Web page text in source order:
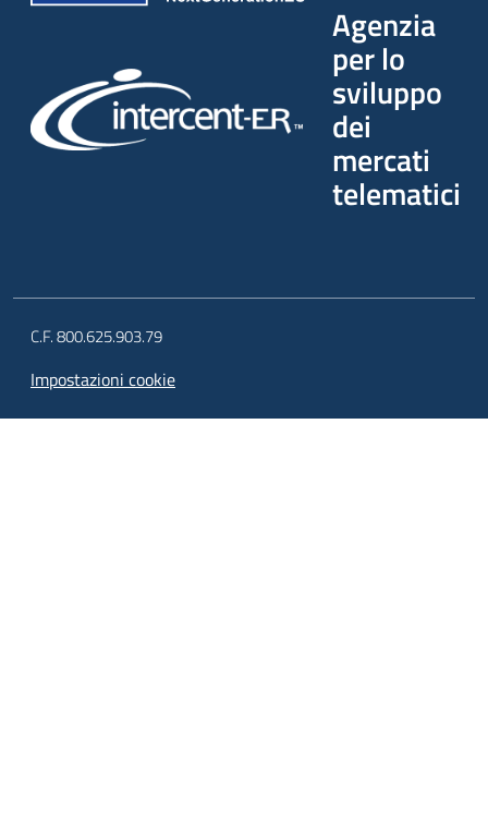
Agenzia
per lo
sviluppo
dei
mercati
telematici
C.F. 800.625.903.79
Impostazioni cookie